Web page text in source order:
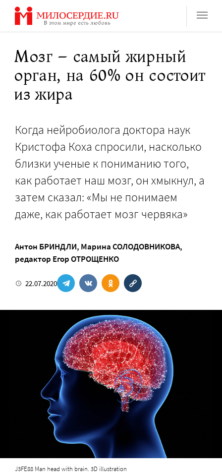
Перейти
содержанию
Мозг – самый жирный
орган, на 60% он состоит
из жира
Когда нейробиолога доктора наук
Кристофа Коха спросили, насколько
близки ученые к пониманию того,
как работает наш мозг, он хмыкнул, а
затем сказал: «Мы не понимаем
даже, как работает мозг червяка»
Антон БРИНДЛИ, Марина СОЛОДОВНИКОВА,
редактор Егор ОТРОЩЕНКО
22.07.2020
J3FE88 Man head with brain. 3D illustration